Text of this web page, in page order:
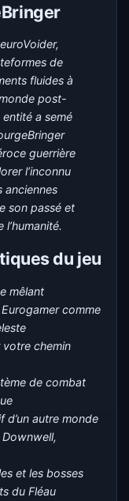
de
fluides à
post-
a semé
guerrière
l’inconnu
anciennes
son passé et
du jeu
mêlant
comme
votre chemin
de combat
d’un autre monde
et les bosses
du Fléau